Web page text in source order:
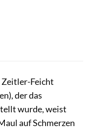
Feicht
der das
wurde, weist
auf Schmerzen